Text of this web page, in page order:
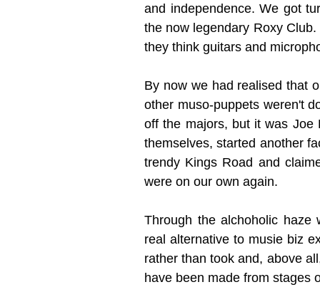
and independence. We got
the now legendary Roxy
they think guitars and
By now we had realised that
other muso-puppets weren't
off the majors, but it was Joe
themselves, started another
trendy Kings Road and
were on our own again.
Through the alchoholic
real alternative to musie biz
rather than took and, above
have been made from stages